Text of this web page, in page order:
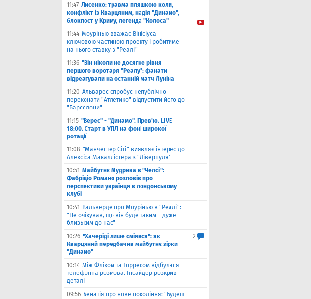
11:47 Лисенко: травма пляшкою коли,
конфлікт із Кварцяним, надія "Динамо",
блокпост у Криму, легенда "Колоса"
11:44 Моурінью вважає Вінісіуса
ключовою частиною проекту і робитиме
на нього ставку в "Реалі"
11:36 "Він ніколи не досягне рівня
першого воротаря "Реалу": фанати
відреагували на останній матч Луніна
11:20 Альварес спробує непублічно
переконати "Атлетико" відпустити його до
"Барселони"
11:15 "Верес" - "Динамо". Прев'ю. LIVE
18:00. Старт в УПЛ на фоні широкої
ротації
11:08 "Манчестер Сіті" виявляє інтерес до
Алексіса Макаллістера з "Ліверпуля"
10:51 Майбутнє Мудрика в "Челсі":
Фабріціо Романо розповів про
перспективи українця в лондонському
клубі
10:41
Вальверде про Моурінью в "Реалі":
"Не очікував, що він буде таким – дуже
близьким до нас"
10:26 "Хачеріді лише сміявся": як
Кварцяний передбачив майбутнє зірки
"Динамо"
2
10:14 Між Фліком та Торресом відбулася
телефонна розмова. Інсайдер розкрив
деталі
09:56 Бенатія про нове покоління: "Будеш